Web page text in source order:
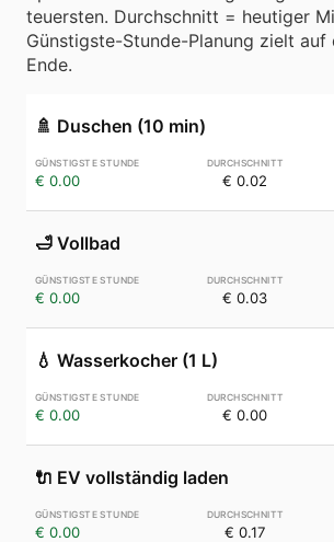
teuersten. Durchschnitt = heutiger
Günstigste-Stunde-Planung zielt auf
Ende.
🚿 Duschen (10 min)
€ 0.00 € 0.02
🛁 Vollbad
€ 0.00 € 0.03
💧 Wasserkocher (1 L)
€ 0.00 € 0.00
🔌 EV vollständig laden
€ 0.00 € 0.17